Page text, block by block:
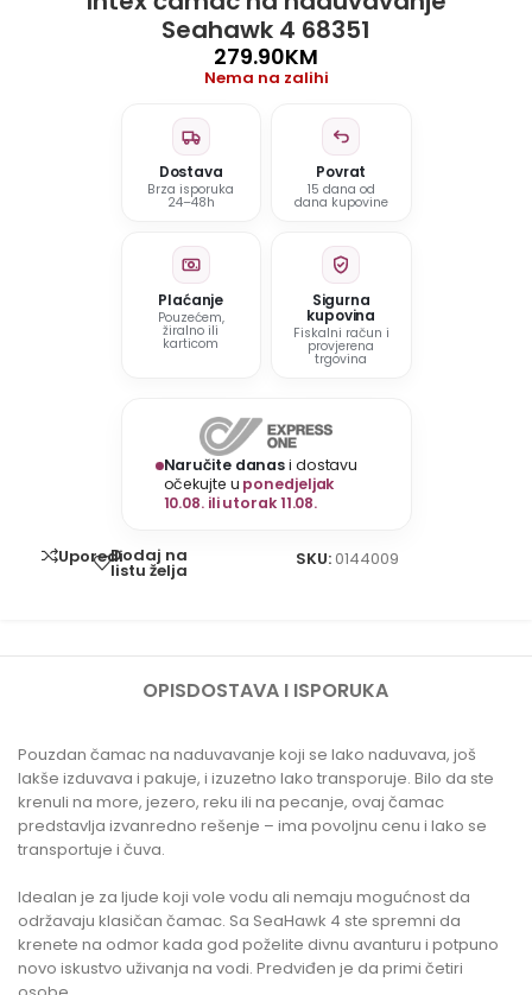
Seahawk 4 68351
279.90KM
Nema na zalihi
Dostava
Brza isporuka
24–48h
Povrat
15 dana od
dana kupovine
Plaćanje
Pouzećem,
žiralno ili
karticom
Sigurna
kupovina
Fiskalni račun i
provjerena
trgovina
Naručite danasi dostavu
očekujte u ponedjeljak
10.08. ili utorak 11.08.
UporediDodaj na
listu želja
SKU: 0144009
OPISDOSTAVA I ISPORUKA
Pouzdan čamac na naduvavanje koji se lako naduvava, još
lakše izduvava i pakuje, i izuzetno lako transporuje. Bilo da ste
krenuli na more, jezero, reku ili na pecanje, ovaj čamac
predstavlja izvanredno rešenje – ima povoljnu cenu i lako se
transportuje i čuva.
Idealan je za ljude koji vole vodu ali nemaju mogućnost da
održavaju klasičan čamac. Sa SeaHawk 4 ste spremni da
krenete na odmor kada god poželite divnu avanturu i potpuno
novo iskustvo uživanja na vodi. Predviđen je da primi četiri